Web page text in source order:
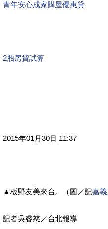
青年安心成家購屋優惠貸
2胎房貸試算
2015年01月30日 11:37
▲板野友美來台。（圖／記嘉
記者吳睿慈／台北報導